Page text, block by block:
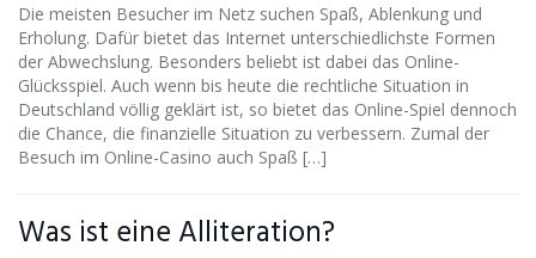
Die meisten Besucher im Netz suchen Spaß, Ablenkung und
Erholung. Dafür bietet das Internet unterschiedlichste Formen
der Abwechslung. Besonders beliebt ist dabei das Online-
Glücksspiel. Auch wenn bis heute die rechtliche Situation in
Deutschland völlig geklärt ist, so bietet das Online-Spiel dennoch
die Chance, die finanzielle Situation zu verbessern. Zumal der
Besuch im Online-Casino auch Spaß […]
Was ist eine Alliteration?